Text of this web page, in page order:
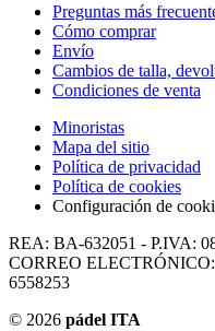
Preguntas más
Cómo comprar
Envío
Cambios de talla,
Condiciones de venta
Minoristas
Mapa del sitio
Política de privacidad
Política de cookies
Configuración de
REA: BA-632051 - P.IVA:
CORREO
6558253
© 2026 pádel ITA